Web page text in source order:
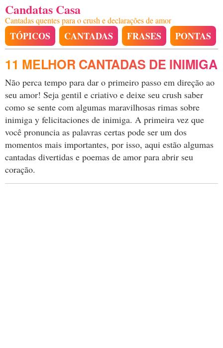
Candatas Casa
Cantadas quentes para o crush e declarações de amor
TÓPICOS CANTADAS FRASES PONTAS
11 MELHOR CANTADAS DE INIMIGA
Não perca tempo para dar o primeiro passo em direção ao
seu amor! Seja gentil e criativo e deixe seu crush saber
como se sente com algumas maravilhosas rimas sobre
inimiga y felicitaciones de inimiga. A primeira vez que
você pronuncia as palavras certas pode ser um dos
momentos mais importantes, por isso, aqui estão algumas
cantadas divertidas e poemas de amor para abrir seu
coração.